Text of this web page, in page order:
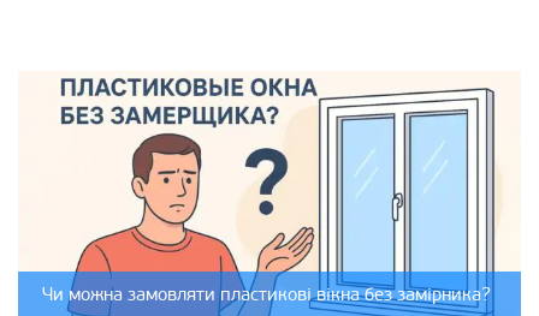
Чи можна замовляти пластикові вікна без замірника?